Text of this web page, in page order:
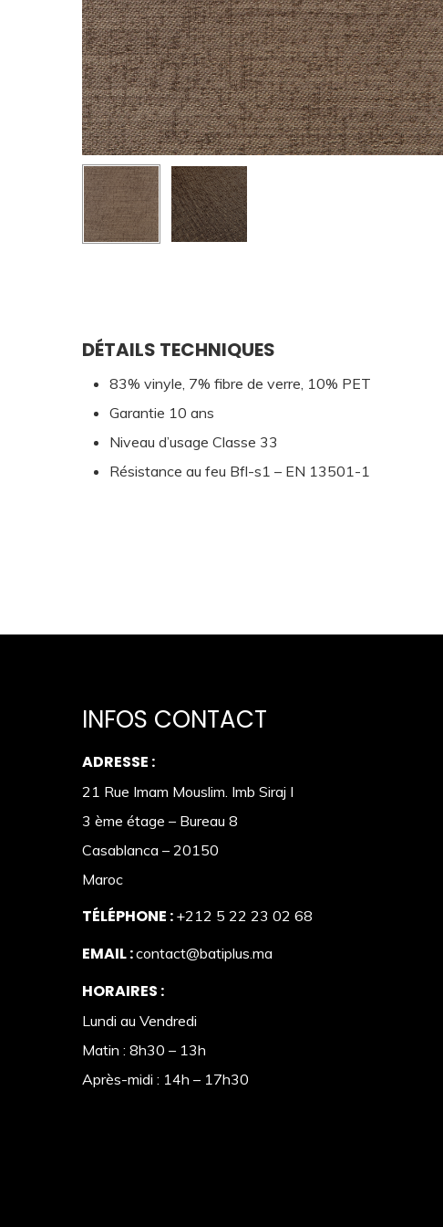
DÉTAILS TECHNIQUES
83% vinyle, 7% fibre de verre, 10% PET
Garantie 10 ans
Niveau d’usage Classe 33
Résistance au feu Bfl-s1 – EN 13501-1
INFOS CONTACT
ADRESSE :
21 Rue Imam Mouslim. Imb Siraj I
3 ème étage – Bureau 8
Casablanca – 20150
Maroc
TÉLÉPHONE : +212 5 22 23 02 68
EMAIL :contact@batiplus.ma
HORAIRES :
Lundi au Vendredi
Matin : 8h30 – 13h
Après-midi : 14h – 17h30